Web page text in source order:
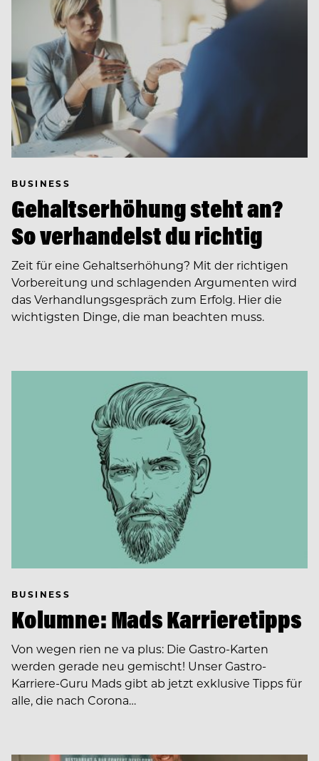
BUSINESS
Gehaltserhöhung steht an?
So verhandelst du richtig
Zeit für eine Gehaltserhöhung? Mit der richtigen
Vorbereitung und schlagenden Argumenten wird
das Verhandlungsgespräch zum Erfolg. Hier die
wichtigsten Dinge, die man beachten muss.
BUSINESS
Kolumne: Mads Karrieretipps
Von wegen rien ne va plus: Die Gastro-Karten
werden gerade neu gemischt! Unser Gastro-
Karriere-Guru Mads gibt ab jetzt exklusive Tipps für
alle, die nach Corona…